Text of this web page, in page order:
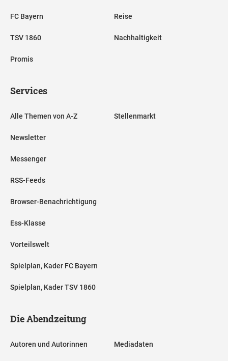
FC Bayern
TSV 1860
Promis
Reise
Nachhaltigkeit
Services
Alle Themen von A-Z
Newsletter
Messenger
RSS-Feeds
Browser-Benachrichtigung
Ess-Klasse
Vorteilswelt
Spielplan, Kader FC Bayern
Spielplan, Kader TSV 1860
Stellenmarkt
Die Abendzeitung
Autoren und Autorinnen Mediadaten